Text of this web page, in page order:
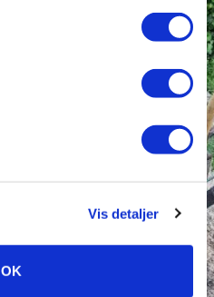
Vis detaljer
OK